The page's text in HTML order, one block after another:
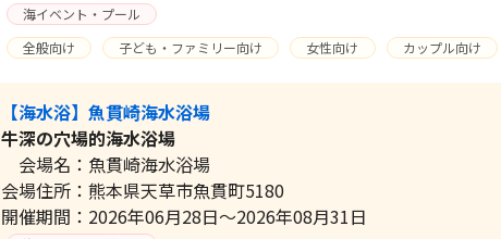
海イベント・プール
全般向け
子ども・ファミリー向け 女性向け カップル向け
【海水浴】魚貫崎海水浴場
牛深の穴場的海水浴場
会場名：魚貫崎海水浴場
会場住所：熊本県天草市魚貫町5180
開催期間：2026年06月28日～2026年08月31日